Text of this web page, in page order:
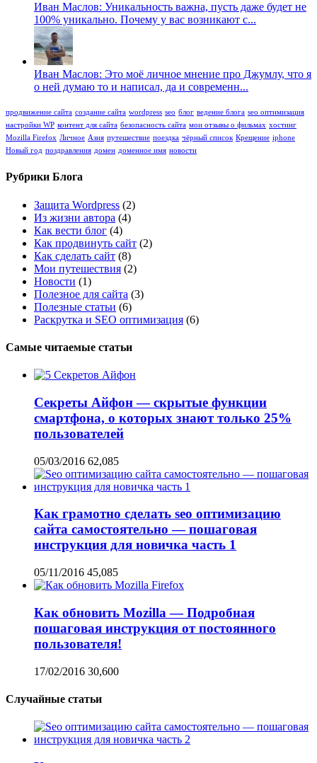
Иван Маслов: Уникальность важна, пусть даже будет не
100% уникально. Почему у вас возникают с...
Иван Маслов: Это моё личное мнение про Джумлу, что я
о ней думаю то и написал, да и современн...
продвижение сайта создание сайта wordpress seo блог ведение блога seo оптимизация
настройки WP контент для сайта безопасность сайта мои отзывы о фильмах хостинг
Mozilla Firefox Личное Азия путешествие поездка чёрный список Крещение iphone
Новый год поздравления домен доменное имя новости
Рубрики Блога
Защита Wordpress (2)
Из жизни автора (4)
Как вести блог (4)
Как продвинуть сайт (2)
Как сделать сайт (8)
Мои путешествия (2)
Новости (1)
Полезное для сайта (3)
Полезные статьи (6)
Раскрутка и SEO оптимизация (6)
Самые читаемые статьи
Секреты Айфон — скрытые функции
смартфона, о которых знают только 25%
пользователей
05/03/2016 62,085
Как грамотно сделать seo оптимизацию
сайта самостоятельно — пошаговая
инструкция для новичка часть 1
05/11/2016 45,085
Как обновить Mozilla — Подробная
пошаговая инструкция от постоянного
пользователя!
17/02/2016 30,600
Случайные статьи